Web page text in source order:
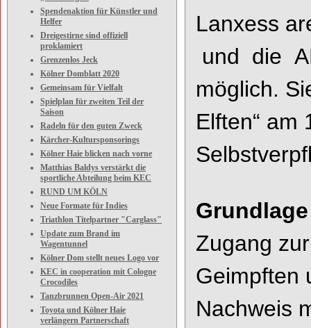
Spendenaktion für Künstler und
Helfer
Dreigestirne sind offiziell
proklamiert
Grenzenlos Jeck
Kölner Domblatt 2020
Gemeinsam für Vielfalt
Spielplan für zweiten Teil der
Saison
Radeln für den guten Zweck
Kärcher-Kultursponsorings
Kölner Haie blicken nach vorne
Matthias Baldys verstärkt die
sportliche Abteilung beim KEC
RUND UM KÖLN
Neue Formate für Indies
Triathlon Titelpartner "Carglass"
Update zum Brand im
Wagentunnel
Kölner Dom stellt neues Logo vor
KEC in cooperation mit Cologne
Crocodiles
Tanzbrunnen Open-Air 2021
Toyota und Kölner Haie
verlängern Partnerschaft
Lanxess
und die
möglich.
Elften“ am
Zugang
Geimpften
Nachweis